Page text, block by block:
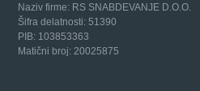
Naziv firme: RS SNABDEVANJE D.O.O.
Šifra delatnosti: 51390
PIB: 103853363
Matični broj: 20025875